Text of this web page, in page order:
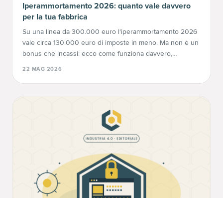
Iperammortamento 2026: quanto vale davvero
per la tua fabbrica
Su una linea da 300.000 euro l'iperammortamento 2026
vale circa 130.000 euro di imposte in meno. Ma non è un
bonus che incassi: ecco come funziona davvero,
22 MAG 2026